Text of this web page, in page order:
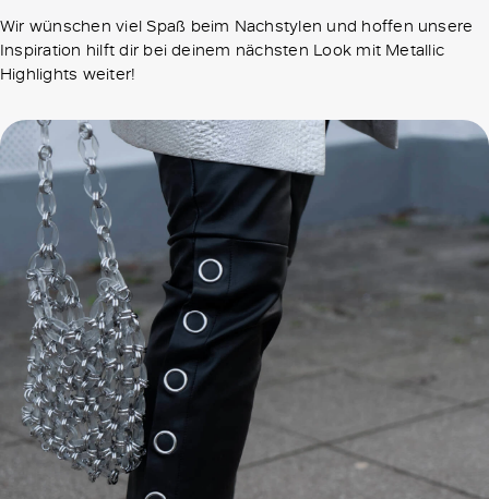
Wir wünschen viel Spaß beim Nachstylen und hoffen unsere
Inspiration hilft dir bei deinem nächsten Look mit Metallic
Highlights weiter!